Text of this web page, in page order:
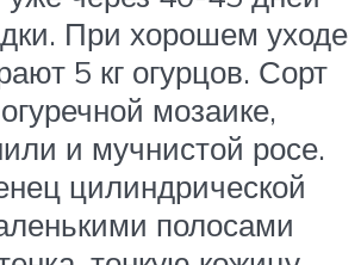
При хорошем уходе
5 кг огурцов. Сорт
мозаике,
и мучнистой росе.
цилиндрической
полосами